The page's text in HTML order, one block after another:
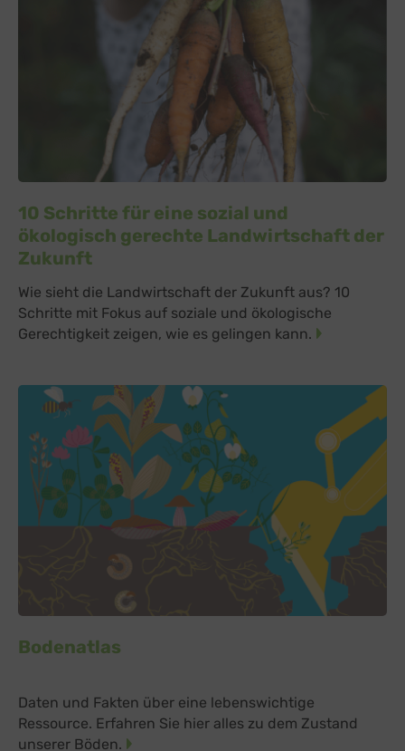
10 Schritte für eine sozial und
ökologisch gerechte Landwirtschaft der
Zukunft
Wie sieht die Landwirtschaft der Zukunft aus? 10
Schritte mit Fokus auf soziale und ökologische
Gerechtigkeit zeigen, wie es gelingen kann.
Bodenatlas
Daten und Fakten über eine lebenswichtige
Ressource. Erfahren Sie hier alles zu dem Zustand
unserer Böden.